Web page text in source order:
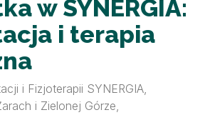
w SYNERGIA:
i terapia
i Fizjoterapii SYNERGIA,
i Zielonej Górze,